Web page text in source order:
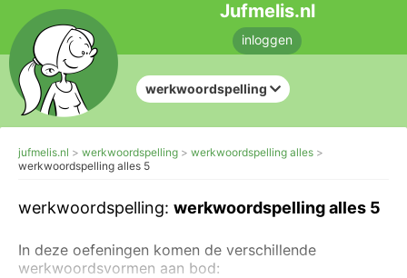
Jufmelis.nl
inloggen
werkwoordspelling
jufmelis.nl werkwoordspelling
werkwoordspelling alles
werkwoordspelling alles 5
werkwoordspelling: werkwoordspelling alles 5
In deze oefeningen komen de verschillende
werkwoordsvormen aan bod: